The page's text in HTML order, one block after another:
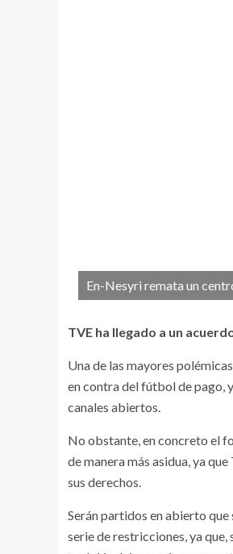
En-Nesyri remata un
TVE ha llegado a un
Una de las mayores
en contra del fútbol de pago,
canales abiertos.
No obstante, en concreto el
de manera más asidua, ya
sus derechos.
Serán partidos en abierto que
serie de restricciones, ya